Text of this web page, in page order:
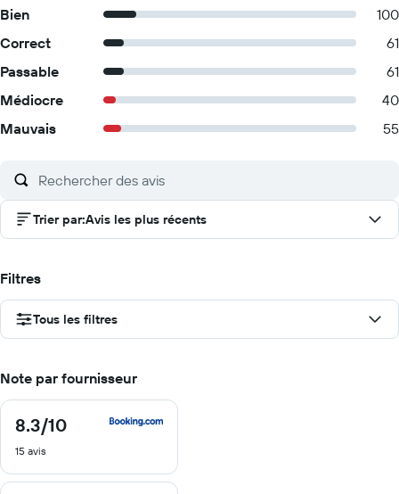
Bien
100
Correct
61
Passable
61
Médiocre
40
Mauvais
55
Trier par:Avis les plus récents
Filtres
Tous les filtres
Note par fournisseur
8.3/10
8.3
10
15 avis